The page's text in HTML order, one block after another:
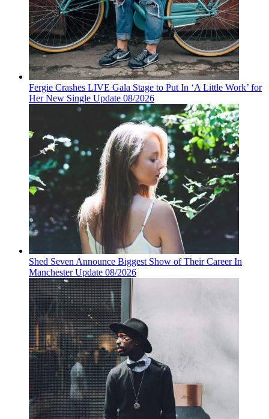
Fergie Crashes LIVE Gala Stage to Put In ‘A Little Work’ for
Her New Single Update 08/2026
Shed Seven Announce Biggest Show of Their Career In
Manchester Update 08/2026